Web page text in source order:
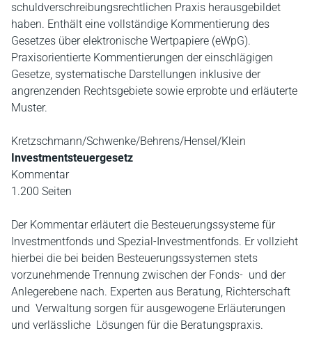
schuldverschreibungsrechtlichen Praxis herausgebildet
haben. Enthält eine vollständige Kommentierung des
Gesetzes über elektronische Wertpapiere (eWpG).
Praxisorientierte Kommentierungen der einschlägigen
Gesetze, systematische Darstellungen inklusive der
angrenzenden Rechtsgebiete sowie erprobte und erläuterte
Muster.
Kretzschmann/Schwenke/Behrens/Hensel/Klein
Investmentsteuergesetz
Kommentar
1.200 Seiten
Der Kommentar erläutert die Besteuerungssysteme für
Investmentfonds und Spezial-Investmentfonds. Er vollzieht
hierbei die bei beiden Besteuerungssystemen stets
vorzunehmende Trennung zwischen der Fonds- und der
Anlegerebene nach. Experten aus Beratung, Richterschaft
und Verwaltung sorgen für ausgewogene Erläuterungen
und verlässliche Lösungen für die Beratungspraxis.